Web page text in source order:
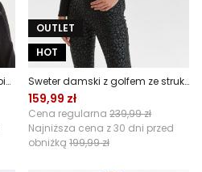
Sweter półgolf z dzianiny zdobionej metalizowaną nicią
OUTLET
HOT
Sweter damski z golfem ze strukturalnej tkaniny
159,99 zł
Cena regularna 239,99 zł
Najniższa cena z 30 dni przed
obniżką 199,99 zł